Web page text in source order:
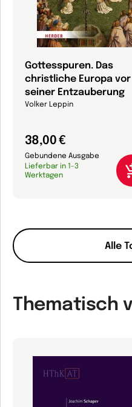
Alle
Gottesspuren. Das
christliche Europa vor
seiner Entzauberung
Volker Leppin
38,00 €
Gebundene Ausgabe
Lieferbar in 1-3
Werktagen
Thematisch